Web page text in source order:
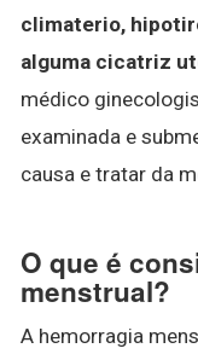
climaterio,
alguma cicatriz
médico
examinada e
causa e tratar da
O que é
menstrual?
A hemorragia